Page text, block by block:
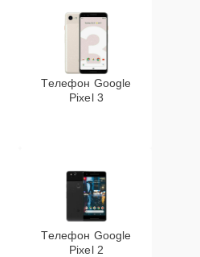
Телефон Google
Pixel 3
Телефон Google
Pixel 2